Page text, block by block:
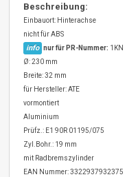
Beschreibung:
Einbauort: Hinterachse
nicht für ABS
info nur für PR-Nummer: 1KN
Ø: 230 mm
Breite: 32 mm
für Hersteller: ATE
vormontiert
Aluminium
Prüfz.: E1 90R 01195/075
Zyl.Bohr.: 19 mm
mit Radbremszylinder
EAN Nummer: 3322937932375